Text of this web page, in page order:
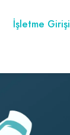
İşletme Girişi